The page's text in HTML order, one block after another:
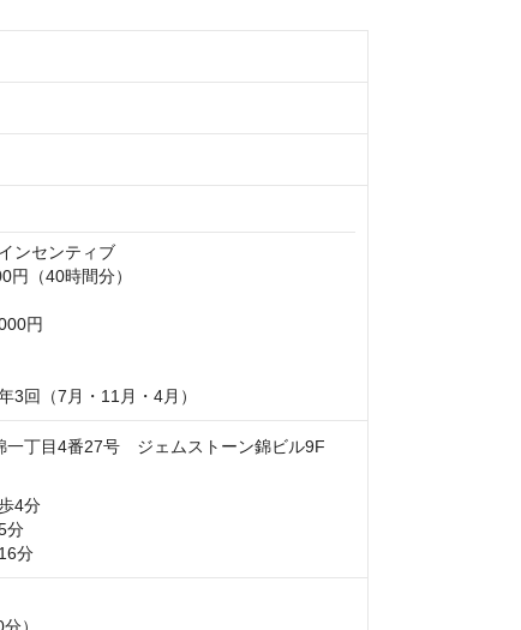
ンセンティブ
（40時間分）
円
回（7月・11月・4月）
丁目4番27号 ジェムストーン錦ビル9F
4分
分
分